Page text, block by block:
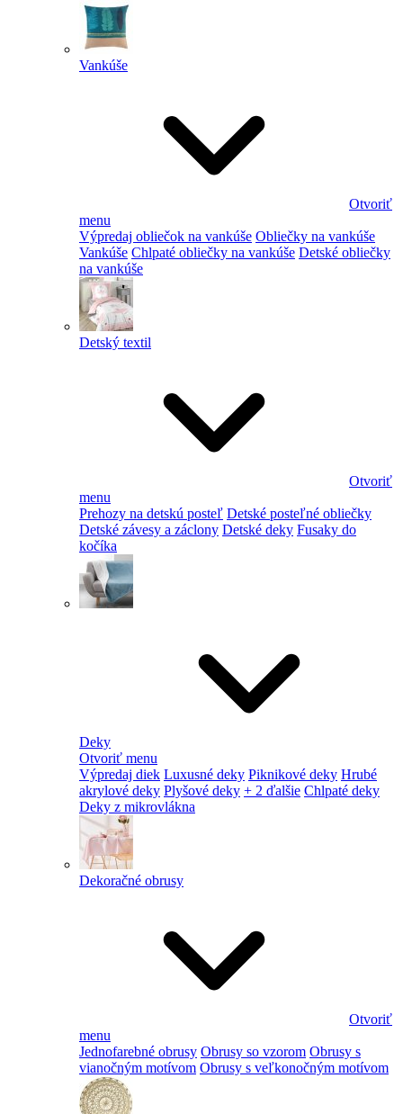
Vankúše
Otvoriť
menu
Výpredaj obliečok na vankúše Obliečky na vankúše
Vankúše Chlpaté obliečky na vankúše Detské obliečky
na vankúše
Detský textil
Otvoriť
menu
Prehozy na detskú posteľ Detské posteľné obliečky
Detské závesy a záclony Detské deky Fusaky do
kočíka
Deky
Otvoriť menu
Výpredaj diek Luxusné deky Piknikové deky Hrubé
akrylové deky Plyšové deky + 2 ďalšie Chlpaté deky
Deky z mikrovlákna
Dekoračné obrusy
Otvoriť
menu
Jednofarebné obrusy Obrusy so vzorom Obrusy s
vianočným motívom Obrusy s veľkonočným motívom